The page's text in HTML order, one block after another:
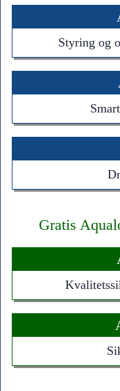
Styring og
Gratis